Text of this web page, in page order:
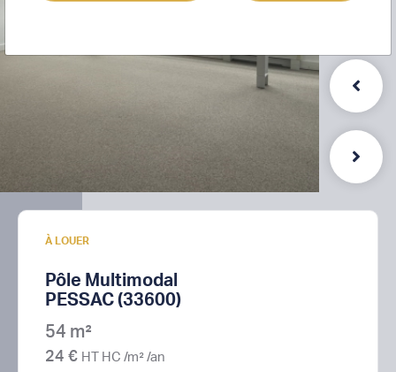
À LOUER
Pôle Multimodal
PESSAC (33600)
54 m²
24 € HT HC /m² /an